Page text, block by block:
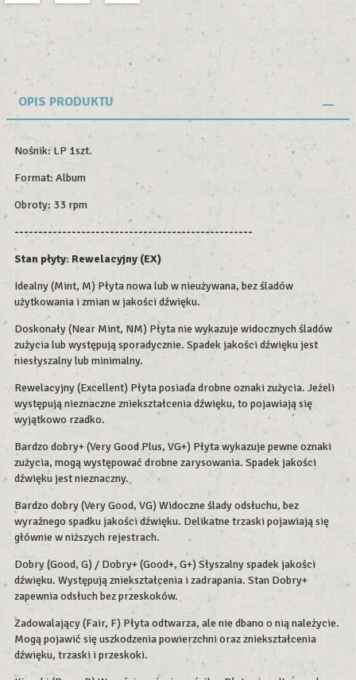
OPIS PRODUKTU
Nośnik: LP 1szt.
Format: Album
Obroty: 33 rpm
--------------------------------------------------
Stan płyty: Rewelacyjny (EX)
Idealny (Mint, M) Płyta nowa lub w nieużywana, bez śladów
użytkowania i zmian w jakości dźwięku.
Doskonały (Near Mint, NM) Płyta nie wykazuje widocznych śladów
zużycia lub występują sporadycznie. Spadek jakości dźwięku jest
niesłyszalny lub minimalny.
Rewelacyjny (Excellent) Płyta posiada drobne oznaki zużycia. Jeżeli
występują nieznaczne zniekształcenia dźwięku, to pojawiają się
wyjątkowo rzadko.
Bardzo dobry+ (Very Good Plus, VG+) Płyta wykazuje pewne oznaki
zużycia, mogą występować drobne zarysowania. Spadek jakości
dźwięku jest nieznaczny.
Bardzo dobry (Very Good, VG) Widoczne ślady odsłuchu, bez
wyraźnego spadku jakości dźwięku. Delikatne trzaski pojawiają się
głównie w niższych rejestrach.
Dobry (Good, G) / Dobry+ (Good+, G+) Słyszalny spadek jakości
dźwięku. Występują zniekształcenia i zadrapania. Stan Dobry+
zapewnia odsłuch bez przeskoków.
Zadowalający (Fair, F) Płyta odtwarza, ale nie dbano o nią należycie.
Mogą pojawić się uszkodzenia powierzchni oraz zniekształcenia
dźwięku, trzaski i przeskoki.